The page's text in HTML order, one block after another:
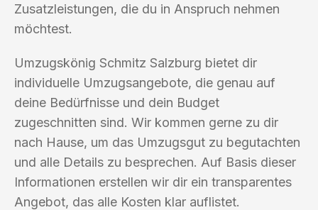
Zusatzleistungen, die du in Anspruch nehmen
möchtest.
Umzugskönig Schmitz Salzburg bietet dir
individuelle Umzugsangebote, die genau auf
deine Bedürfnisse und dein Budget
zugeschnitten sind. Wir kommen gerne zu dir
nach Hause, um das Umzugsgut zu begutachten
und alle Details zu besprechen. Auf Basis dieser
Informationen erstellen wir dir ein transparentes
Angebot, das alle Kosten klar auflistet.